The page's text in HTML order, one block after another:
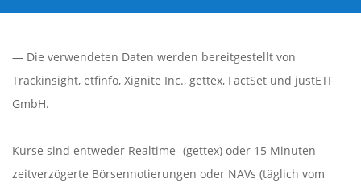
— Die verwendeten Daten werden bereitgestellt von
Trackinsight, etfinfo, Xignite Inc., gettex, FactSet und justETF
GmbH.
Kurse sind entweder Realtime- (gettex) oder 15 Minuten
zeitverzögerte Börsennotierungen oder NAVs (täglich vom